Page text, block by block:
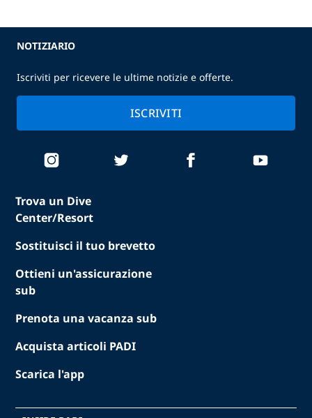
Trova un Dive
Center/Resort
Sostituisci il tuo brevetto
Ottieni un'assicurazione
sub
Prenota una vacanza sub
Acquista articoli PADI
Scarica l'app
NOTIZIARIO
Iscriviti per ricevere le ultime notizie e offerte.
ISCRIVITI